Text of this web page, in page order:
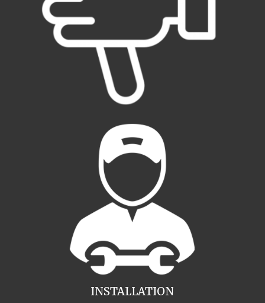
INSTALLATION